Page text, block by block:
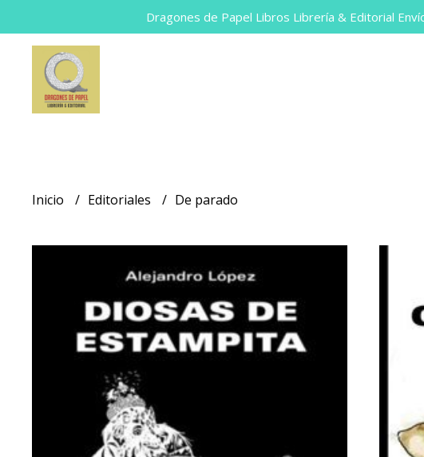
Dragones de Papel Libros Librería & Editorial
Inicio Editoriales De parado